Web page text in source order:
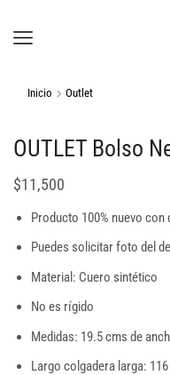
Inicio Outlet
OUTLET Bolso
$11,500
Producto 100% nuevo
Puedes solicitar foto del
Material: Cuero sintético
No es rígido
Medidas: 19.5 cms de
Largo colgadera larga: